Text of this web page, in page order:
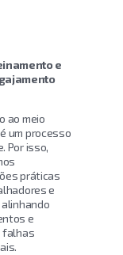
e
ao meio
um processo
Por isso,
práticas
e
e
falhas